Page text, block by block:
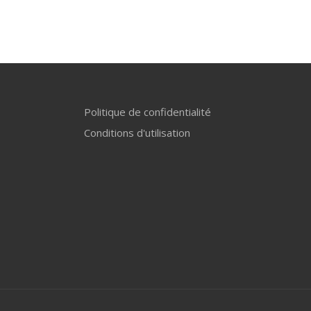
Politique de confidentialité
Conditions d'utilisation